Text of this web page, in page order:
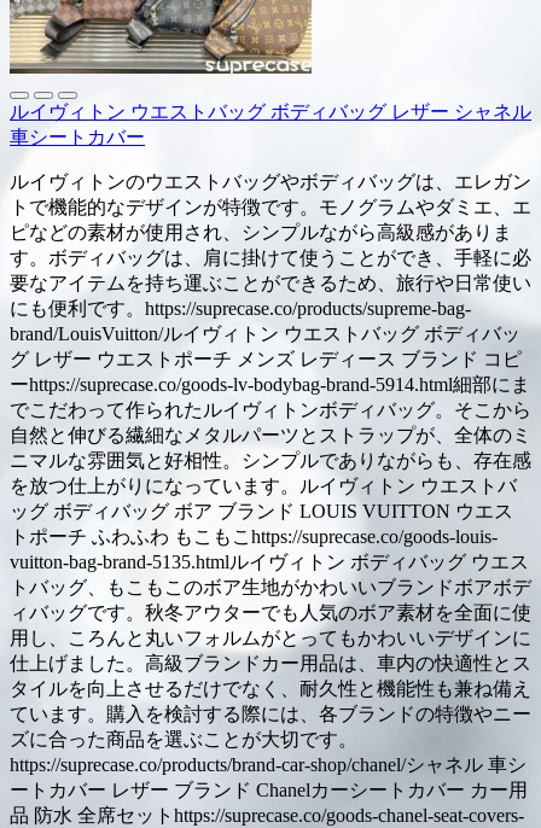
ルイヴィトン ウエストバッグ ボディバッグ レザー シャネル
車シートカバー
ルイヴィトンのウエストバッグやボディバッグは、エレガン
トで機能的なデザインが特徴です。モノグラムやダミエ、エ
ピなどの素材が使用され、シンプルながら高級感がありま
す。ボディバッグは、肩に掛けて使うことができ、手軽に必
要なアイテムを持ち運ぶことができるため、旅行や日常使い
にも便利です。https://suprecase.co/products/supreme-bag-
brand/LouisVuitton/ルイヴィトン ウエストバッグ ボディバッ
グ レザー ウエストポーチ メンズ レディース ブランド コピ
ーhttps://suprecase.co/goods-lv-bodybag-brand-5914.html細部にま
でこだわって作られたルイヴィトンボディバッグ。そこから
自然と伸びる繊細なメタルパーツとストラップが、全体のミ
ニマルな雰囲気と好相性。シンプルでありながらも、存在感
を放つ仕上がりになっています。ルイヴィトン ウエストバ
ッグ ボディバッグ ボア ブランド LOUIS VUITTON ウエス
トポーチ ふわふわ もこもこhttps://suprecase.co/goods-louis-
vuitton-bag-brand-5135.htmlルイヴィトン ボディバッグ ウエス
トバッグ、もこもこのボア生地がかわいいブランドボアボデ
ィバッグです。秋冬アウターでも人気のボア素材を全面に使
用し、ころんと丸いフォルムがとってもかわいいデザインに
仕上げました。高級ブランドカー用品は、車内の快適性とス
タイルを向上させるだけでなく、耐久性と機能性も兼ね備え
ています。購入を検討する際には、各ブランドの特徴やニー
ズに合った商品を選ぶことが大切です。
https://suprecase.co/products/brand-car-shop/chanel/シャネル 車シ
ートカバー レザー ブランド Chanelカーシートカバー カー用
品 防水 全席セットhttps://suprecase.co/goods-chanel-seat-covers-